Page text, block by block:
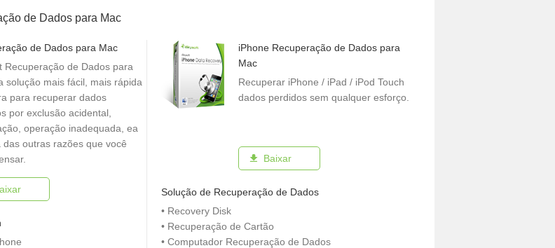
de Dados para Mac
de Dados para Mac
Recuperação de Dados para
solução mais fácil, mais rápida
para recuperar dados
por exclusão acidental,
operação inadequada, ea
das outras razões que você
iPhone Recuperação de Dados para
Mac
Recuperar iPhone / iPad / iPod Touch
dados perdidos sem qualquer esforço.
Baixar
Solução de Recuperação de Dados
• Recovery Disk
• Recuperação de Cartão
• Computador Recuperação de Dados